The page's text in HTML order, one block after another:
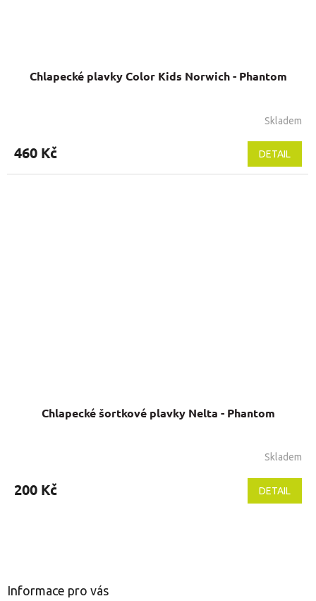
Chlapecké plavky Color Kids Norwich - Phantom
produktu
5,0
Skladem
460 Kč DETAIL
Chlapecké šortkové plavky Nelta - Phantom
Skladem
200 Kč DETAIL
Informace pro vás